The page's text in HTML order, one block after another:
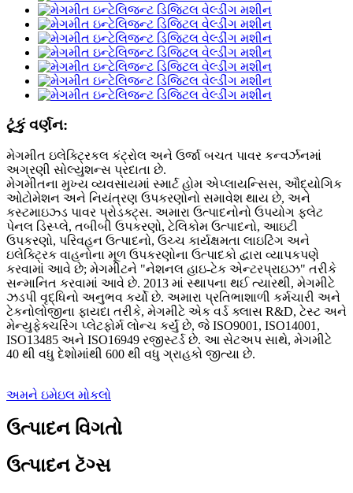
ટૂંકું વર્ણન:
મેગમીત ઇલેક્ટ્રિકલ કંટ્રોલ અને ઉર્જા બચત પાવર કન્વર્ઝનમાં
અગ્રણી સોલ્યુશન્સ પ્રદાતા છે.
મેગમીતના મુખ્ય વ્યવસાયમાં સ્માર્ટ હોમ એપ્લાયન્સિસ, ઔદ્યોગિક
ઓટોમેશન અને નિયંત્રણ ઉપકરણોનો સમાવેશ થાય છે, અને
કસ્ટમાઇઝ્ડ પાવર પ્રોડક્ટ્સ. અમારા ઉત્પાદનોનો ઉપયોગ ફ્લેટ
પેનલ ડિસ્પ્લે, તબીબી ઉપકરણો, ટેલિકોમ ઉત્પાદનો, આઇટી
ઉપકરણો, પરિવહન ઉત્પાદનો, ઉચ્ચ કાર્યક્ષમતા લાઇટિંગ અને
ઇલેક્ટ્રિક વાહનોના મૂળ ઉપકરણોના ઉત્પાદકો દ્વારા વ્યાપકપણે
કરવામાં આવે છે; મેગમીટને "નેશનલ હાઇ-ટેક એન્ટરપ્રાઇઝ" તરીકે
સન્માનિત કરવામાં આવે છે. 2013 માં સ્થાપના થઈ ત્યારથી, મેગમીટે
ઝડપી વૃદ્ધિનો અનુભવ કર્યો છે. અમારા પ્રતિભાશાળી કર્મચારી અને
ટેકનોલોજીના ફાયદા તરીકે, મેગમીટે એક વર્ડ ક્લાસ R&D, ટેસ્ટ અને
મેન્યુફેક્ચરિંગ પ્લેટફોર્મ લોન્ચ કર્યું છે, જે ISO9001, ISO14001,
ISO13485 અને ISO16949 રજીસ્ટર્ડ છે. આ સેટઅપ સાથે, મેગમીટે
40 થી વધુ દેશોમાંથી 600 થી વધુ ગ્રાહકો જીત્યા છે.
અમને ઇમેઇલ મોકલો
ઉત્પાદન વિગતો
ઉત્પાદન ટૅગ્સ